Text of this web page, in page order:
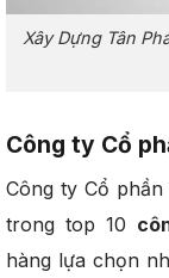
Xây Dựng Tân
Công ty Cổ
Công ty Cổ
trong top 10
hàng lựa chọn